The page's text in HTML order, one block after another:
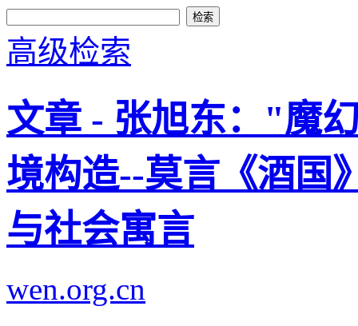
高级检索
文章 - 张旭东："魔
境构造--莫言《酒国
与社会寓言
wen.org.cn